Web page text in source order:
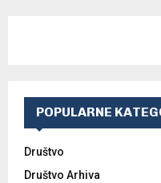
POPULARNE
Društvo
Društvo Arhiva